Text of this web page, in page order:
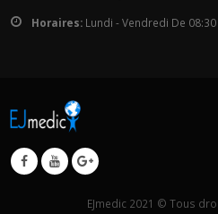
Horaires: Lundi - Vendredi De
EJmedic 2021 © Tous